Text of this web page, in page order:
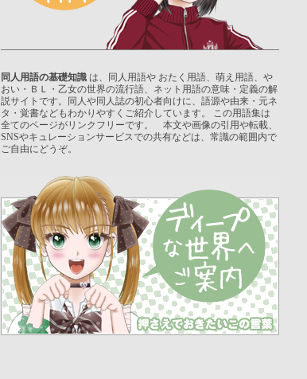
同人用語の基礎知識 は、同人用語や おたく用語、萌え用語、や
おい・ＢＬ・乙女の世界の流行語、ネット用語の意味・定義の解
説サイトです。同人や同人誌の初心者向けに、語源や由来・元ネ
タ・覚書などもわかりやすくご紹介しています。 この用語集は
全てのページがリンクフリーです。 本文や画像の引用や転載、
SNSやキュレーションサービスでの共有などは、常識の範囲内で
ご自由にどうぞ。